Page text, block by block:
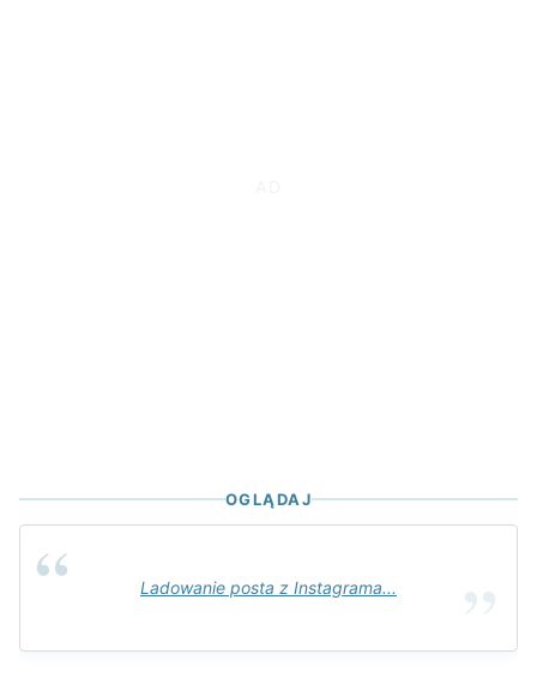
OGLĄDAJ
Ladowanie posta z Instagrama...